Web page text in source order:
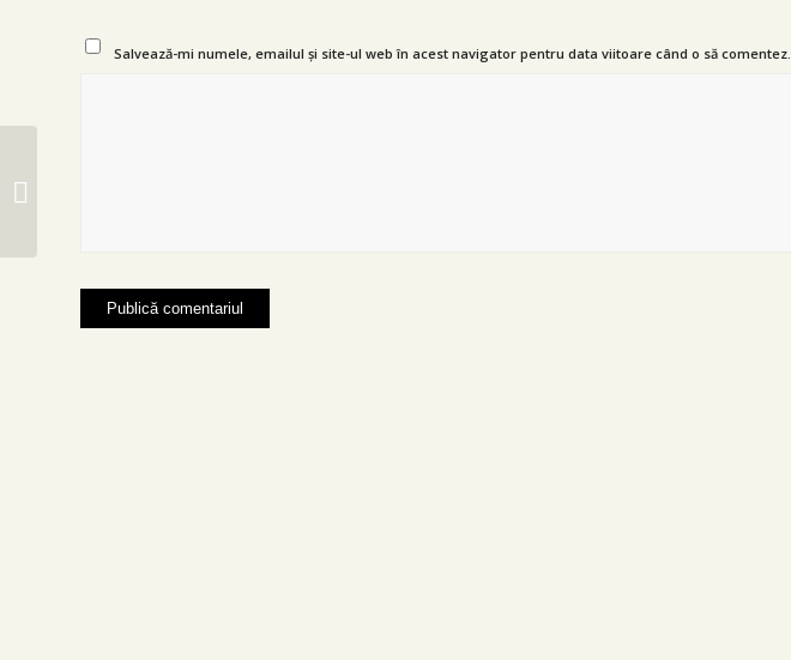
Salvează-mi numele, emailul și site-ul web în acest navigator pentru data viitoare când o să comentez.